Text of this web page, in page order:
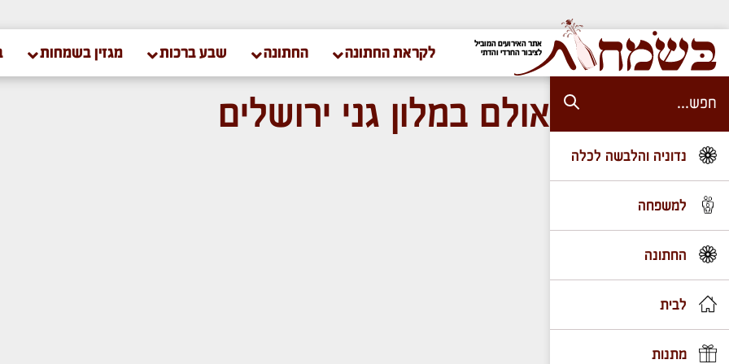
אתר האירועים המוביל
לציבור החרדי והדתי
לקראת החתונה החתונה שבע ברכות מגזין בשמחות
נדוניה והלבשה לכלה
למשפחה
החתונה
לבית
מתנות
אולם במלון גני ירושלים